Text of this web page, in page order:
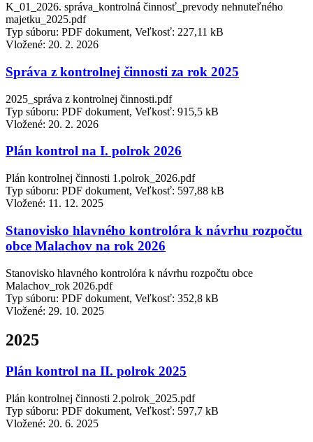
K_01_2026. správa_kontrolná činnosť_prevody nehnuteľného
majetku_2025.pdf
Typ súboru: PDF dokument, Veľkosť: 227,11 kB
Vložené: 20. 2. 2026
Správa z kontrolnej činnosti za rok 2025
2025_správa z kontrolnej činnosti.pdf
Typ súboru: PDF dokument, Veľkosť: 915,5 kB
Vložené: 20. 2. 2026
Plán kontrol na I. polrok 2026
Plán kontrolnej činnosti 1.polrok_2026.pdf
Typ súboru: PDF dokument, Veľkosť: 597,88 kB
Vložené: 11. 12. 2025
Stanovisko hlavného kontrolóra k návrhu rozpočtu
obce Malachov na rok 2026
Stanovisko hlavného kontrolóra k návrhu rozpočtu obce
Malachov_rok 2026.pdf
Typ súboru: PDF dokument, Veľkosť: 352,8 kB
Vložené: 29. 10. 2025
2025
Plán kontrol na II. polrok 2025
Plán kontrolnej činnosti 2.polrok_2025.pdf
Typ súboru: PDF dokument, Veľkosť: 597,7 kB
Vložené: 20. 6. 2025